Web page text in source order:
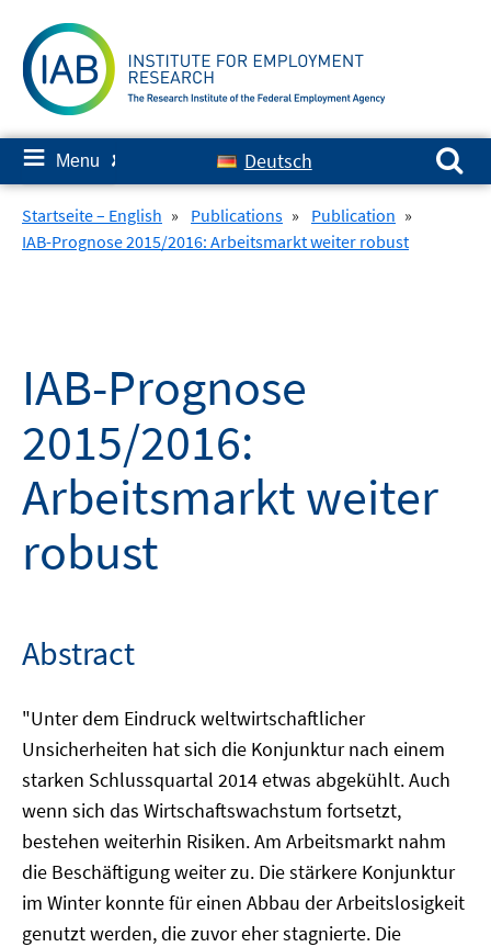
content
≡ Menu ✘ Deutsch
Search for:
Startseite – English » Publications » Publication »
IAB-Prognose 2015/2016: Arbeitsmarkt weiter robust
IAB-Prognose
2015/2016:
Arbeitsmarkt weiter
robust
Abstract
"Unter dem Eindruck weltwirtschaftlicher
Unsicherheiten hat sich die Konjunktur nach einem
starken Schlussquartal 2014 etwas abgekühlt. Auch
wenn sich das Wirtschaftswachstum fortsetzt,
bestehen weiterhin Risiken. Am Arbeitsmarkt nahm
die Beschäftigung weiter zu. Die stärkere Konjunktur
im Winter konnte für einen Abbau der Arbeitslosigkeit
genutzt werden, die zuvor eher stagnierte. Die